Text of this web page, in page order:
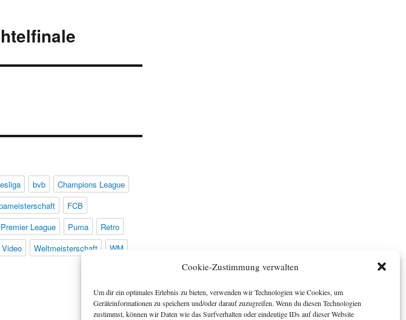
Cookie-Zustimmung verwalten
Um dir ein optimales Erlebnis zu bieten, verwenden wir Technologien wie Cookies, um
Geräteinformationen zu speichern und/oder darauf zuzugreifen. Wenn du diesen Technologien
zustimmst, können wir Daten wie das Surfverhalten oder eindeutige IDs auf dieser Website
bvb
Champions League
FCB
Premier League Puma
Retro
Video Weltmeisterschaft
WM